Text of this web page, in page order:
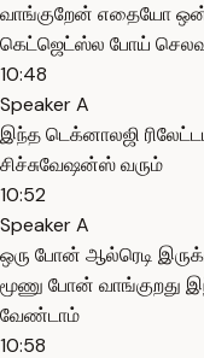
வாங்குறேன் எதையோ
கெட்ஜெட்ஸ்ல போய்
10:48
Speaker A
இந்த டெக்னாலஜி
சிச்சுவேஷன்ஸ் வரும்
10:52
Speaker A
ஒரு போன் ஆல்ரெடி
மூணு போன் வாங்குறது
வேண்டாம்
10:58